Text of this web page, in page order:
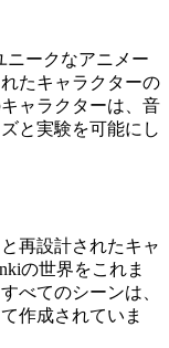
ニークなアニメー
たキャラクターの
ャラクターは、音
と実験を可能にし
再設計されたキャ
の世界をこれま
べてのシーンは、
作成されていま